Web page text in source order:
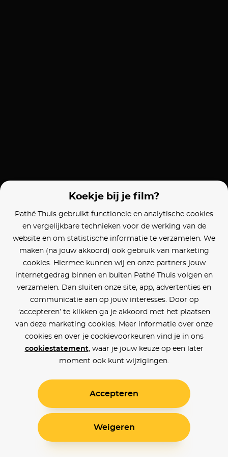
Koekje bij je film?
Pathé Thuis gebruikt functionele en analytische cookies
en vergelijkbare technieken voor de werking van de
website en om statistische informatie te verzamelen. We
maken (na jouw akkoord) ook gebruik van marketing
cookies. Hiermee kunnen wij en onze partners jouw
internetgedrag binnen en buiten Pathé Thuis volgen en
verzamelen. Dan sluiten onze site, app, advertenties en
communicatie aan op jouw interesses. Door op
‘accepteren’ te klikken ga je akkoord met het plaatsen
van deze marketing cookies. Meer informatie over onze
cookies en over je cookievoorkeuren vind je in ons
cookiestatement, waar je jouw keuze op een later
moment ook kunt wijzigingen.
Accepteren
Weigeren